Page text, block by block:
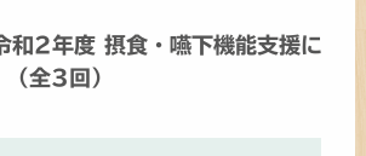
和2年度 摂食・嚥下機能支援に
全3回）